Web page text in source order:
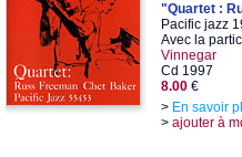
"Quartet :
Pacific jazz
Avec la
Vinnegar
Cd 1997
8.00 €
> En savoir
> ajouter à